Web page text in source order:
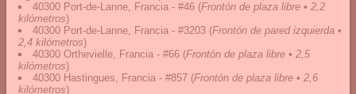
40300 Port-de-Lanne, Francia - #46 (Frontón de plaza libre • 2,2
kilómetros)
40300 Port-de-Lanne, Francia - #3203 (Frontón de pared izquierda •
2,4 kilómetros)
40300 Orthevielle, Francia - #66 (Frontón de plaza libre • 2,5
kilómetros)
40300 Hastingues, Francia - #857 (Frontón de plaza libre • 2,6
kilómetros)